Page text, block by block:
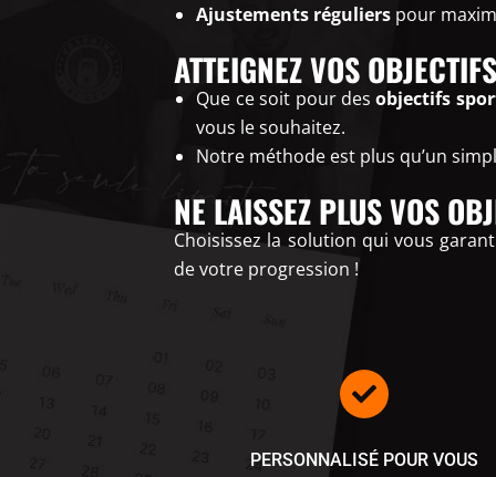
Ajustements réguliers pour
ATTEIGNEZ VOS
Que ce soit pour desobjectifs
vous le souhaitez.
Notre méthode est plus qu’un
NE LAISSEZ PLUS VOS
Choisissez la solution qui vous
de votre progression !
PERSONNALISÉ POUR VOUS